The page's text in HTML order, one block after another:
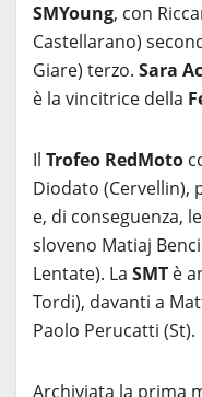
SMYoung, con
Castellarano)
Giare) terzo. Sara
è la vincitrice della
Il Trofeo RedMoto
Diodato (Cervellin),
e, di conseguenza,
sloveno Matiaj
Lentate). La SMT è
Tordi), davanti a
Paolo Perucatti (St).
Archiviata la prima